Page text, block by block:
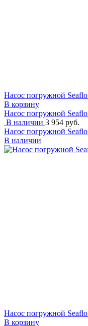
Насос погружной Seaflo
В корзину
Насос погружной Seaflo
В наличии 3 954 руб.
Насос погружной Seaflo
В наличии
Насос погружной Seaflo
В корзину